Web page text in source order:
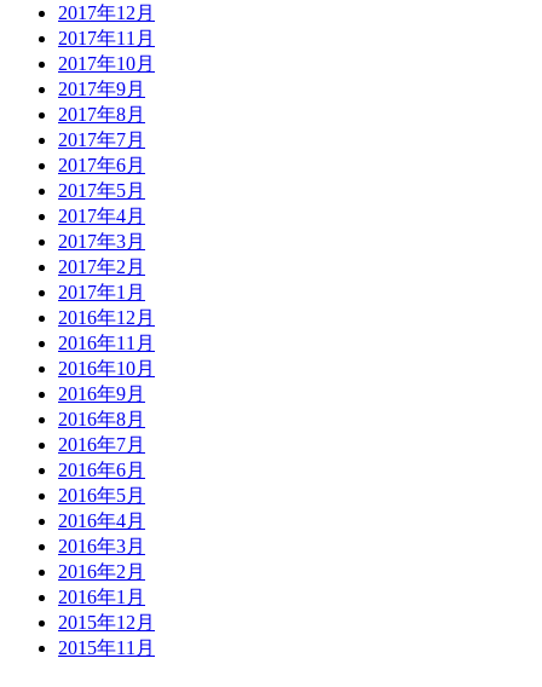
2017年12月
2017年11月
2017年10月
2017年9月
2017年8月
2017年7月
2017年6月
2017年5月
2017年4月
2017年3月
2017年2月
2017年1月
2016年12月
2016年11月
2016年10月
2016年9月
2016年8月
2016年7月
2016年6月
2016年5月
2016年4月
2016年3月
2016年2月
2016年1月
2015年12月
2015年11月